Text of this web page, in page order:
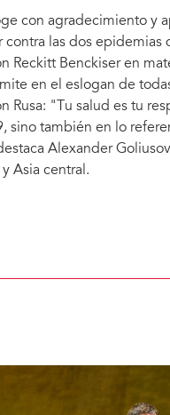
con agradecimiento y
contra las dos epidemias
Reckitt Benckiser en
en el eslogan de
Rusa: "Tu salud es tu
sino también en lo
Alexander
Asia central.